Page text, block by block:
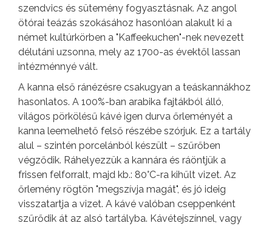
szendvics és sütemény fogyasztásnak. Az angol
ötórai teázás szokásához hasonlóan alakult ki a
német kultúrkörben a "Kaffeekuchen"-nek nevezett
délutáni uzsonna, mely az 1700-as évektől lassan
intézménnyé vált.
A kanna első ránézésre csakugyan a teáskannákhoz
hasonlatos. A 100%-ban arabika fajtákból álló,
világos pörkölésű kávé igen durva őrleményét a
kanna leemelhető felső részébe szórjuk. Ez a tartály
alul – szintén porcelánból készült – szűrőben
végződik. Ráhelyezzük a kannára és ráöntjük a
frissen felforralt, majd kb.: 80°C-ra kihűlt vizet. Az
őrlemény rögtön "megszívja magát", és jó ideig
visszatartja a vizet. A kávé valóban cseppenként
szűrődik át az alsó tartályba. Kávétejszínnel, vagy